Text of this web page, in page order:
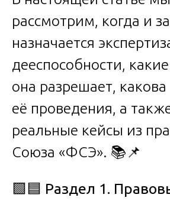
рассмотрим, когда и
назначается
дееспособности,
она разрешает,
её проведения, а
реальные кейсы из
Союза «ФСЭ». 📚📌
🟩🟦 Раздел 1.